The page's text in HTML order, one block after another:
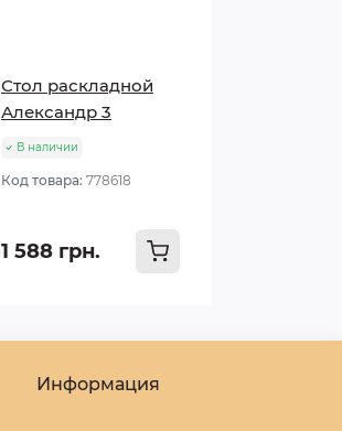
Стол раскладной
Александр 3
В наличии
Код товара: 778618
1 588 грн.
Информация